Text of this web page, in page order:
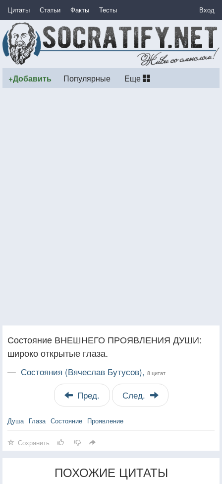
Цитаты Статьи Факты Тесты Вход
+Добавить Популярные Еще
Состояние ВНЕШНЕГО ПРОЯВЛЕНИЯ ДУШИ:
широко открытые глаза.
— Состояния (Вячеслав Бутусов), 8 цитат
Пред. След.
Душа Глаза Состояние Проявление
Сохранить
ПОХОЖИЕ ЦИТАТЫ